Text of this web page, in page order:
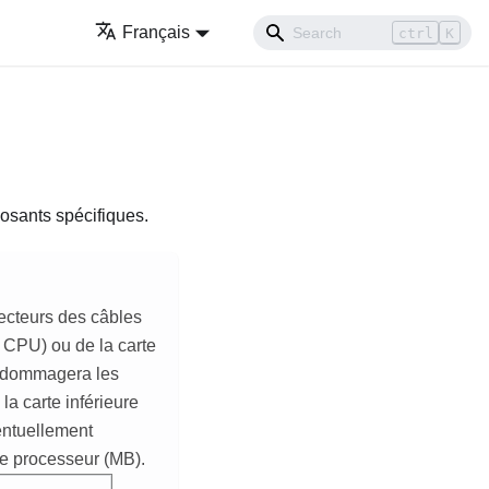
Français ctrl K
spécifiques.
des câbles
ou de la carte
les
carte inférieure
processeur (MB).